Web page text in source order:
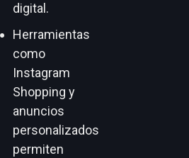
digital.
Herramientas
como
Instagram
Shopping y
anuncios
personalizados
permiten